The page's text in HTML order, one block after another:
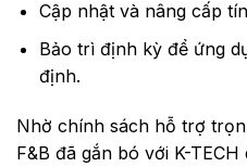
Cập nhật và nâng cấp
Bảo trì định kỳ để ứng
định.
Nhờ chính sách hỗ trợ
F&B đã gắn bó với K-